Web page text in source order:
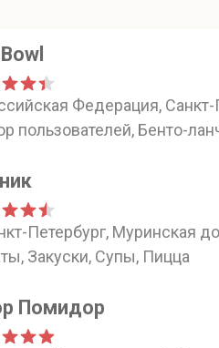
проспект Юрия
Федерация, Санкт-
пользователей, Бенто-
Петербург, Муринская
Закуски, Супы, Пицца
Помидор